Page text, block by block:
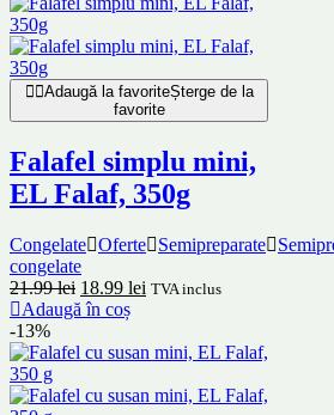
Adaugă la favoriteȘterge de la
favorite
Falafel simplu mini,
EL Falaf, 350g
Congelate Oferte Semipreparate
congelate
21.99lei 18.99 lei TVA inclus
Adaugă în coș
-13%